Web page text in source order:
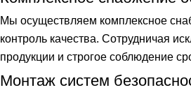
Мы осуществляем комплексное
контроль качества. Сотрудничая
продукции и строгое соблюдение
Монтаж систем